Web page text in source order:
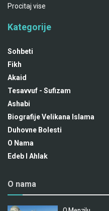
Procitaj vise
Kategorije
Sohbeti
Fikh
Akaid
Tesavvuf - Sufizam
Ashabi
Biografije Velikana Islama
Duhovne Bolesti
O Nama
Edeb I Ahlak
O nama